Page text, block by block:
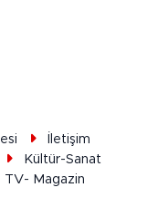
İletişim
Kültür-Sanat
TV- Magazin